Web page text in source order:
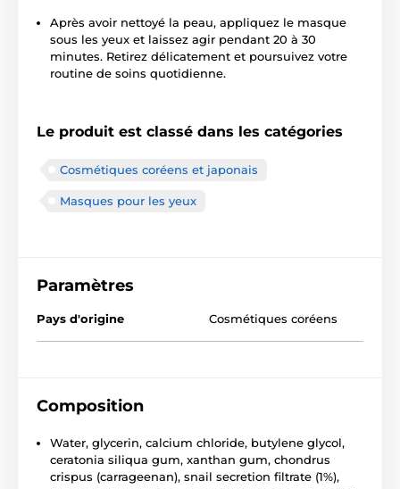
Après avoir nettoyé la peau, appliquez le masque
sous les yeux et laissez agir pendant 20 à 30
minutes. Retirez délicatement et poursuivez votre
routine de soins quotidienne.
Le produit est classé dans les catégories
Cosmétiques coréens et japonais
Masques pour les yeux
Paramètres
Pays d'origine Cosmétiques coréens
Composition
Water, glycerin, calcium chloride, butylene glycol,
ceratonia siliqua gum, xanthan gum, chondrus
crispus (carrageenan), snail secretion filtrate (1%),